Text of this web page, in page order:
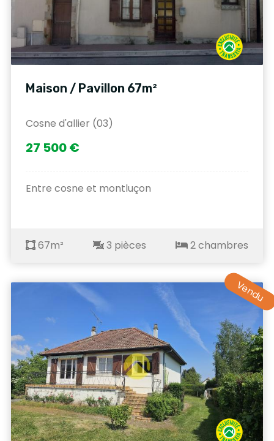
Maison / Pavillon 67m²
Cosne d'allier (03)
27 500 €
Entre cosne et montluçon
67m² 3 pièces 2 chambres
Vendu